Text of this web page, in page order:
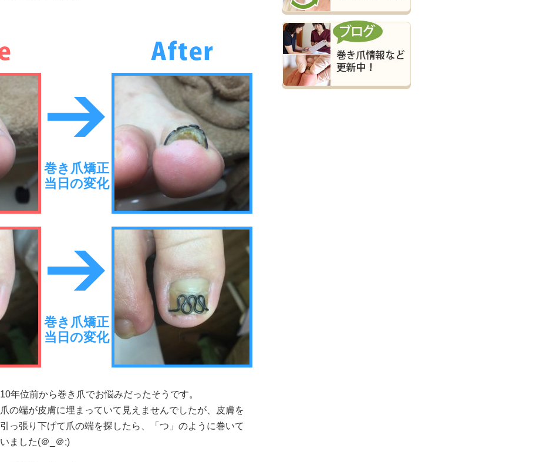
巻き爪矯正
当日の変化
巻き爪矯正
当日の変化
10年位前から巻き爪でお悩みだったそうです。
爪の端が皮膚に埋まっていて見えませんでしたが、皮膚を
引っ張り下げて爪の端を探したら、「つ」のように巻いて
いました(＠_＠;)